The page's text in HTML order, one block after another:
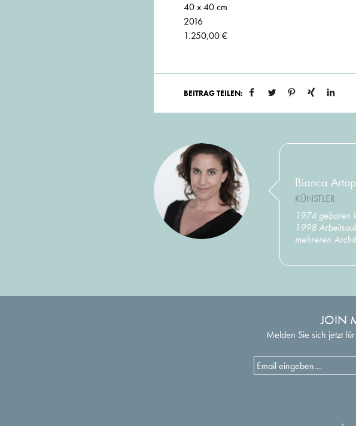
40 x 40 cm
2016
1.250,00 €
BEITRAG TEILEN:
Bianca
KÜNSTLER
1974 geboren
1998
mehreren
JOIN
Melden Sie sich jetzt